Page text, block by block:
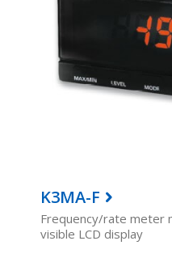
K3MA-F
Frequency/rate meter
visible LCD display